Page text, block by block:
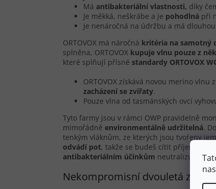
Má antibakteriální vlastnosti, díky
Je měkká, neškrábe a je pohodlná při
Je nenáročná na údržbu a má
ORTOVOX má náročná kritéria na samotný
splněna, ORTOVOX kupuje vlnu pouze z
které splňují přísné standardy ORTOVOX
ORTOVOX získává novou merino
zacházení se zvířaty.
Pouze vlna od tasmánských ovcí
Tyto farmy jsou v rámci OWP pravidelně
mimořádně environmentálně udržitelná.
tenkým vláknům, ze kterých jsou tvořeny
odvádí pot, takže se budeš cítit příjemně
antibakteriálním účinkům neutralizuje
Nekompromisní dvouletá